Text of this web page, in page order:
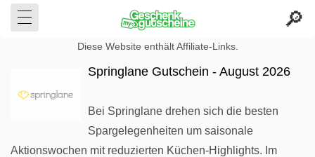
Diese Website enthält Affiliate-Links.
Springlane Gutschein - August 2026
Bei Springlane drehen sich die besten
Spargelegenheiten um saisonale
Aktionswochen mit reduzierten Küchen-Highlights. Im